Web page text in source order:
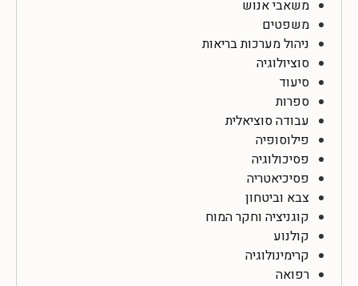
משאבי אנוש
משפטים
ניהול מערכות בריאות
סוציולוגיה
סיעוד
ספרות
עבודה סוציאלית
פילוסופיה
פסיכולוגיה
פסיכיאטריה
צבא וביטחון
קוגניציה וחקר המוח
קולנוע
קרימינולוגיה
רפואה